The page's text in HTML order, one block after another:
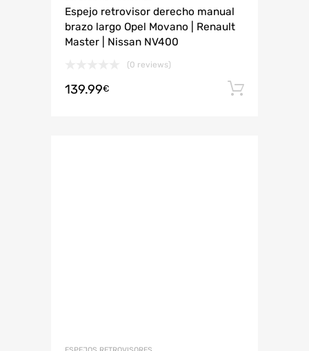
Espejo retrovisor derecho manual
brazo largo Opel Movano | Renault
Master | Nissan NV400
(0 reviews)
139.99€